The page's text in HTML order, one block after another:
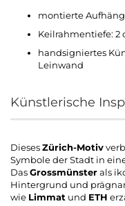
montierte
Keilrahmentiefe: 2
handsigniertes
Leinwand
Künstlerische
DiesesZürich-Motiv
Symbole der Stadt in
DasGrossmünsterals
Hintergrund und
wie Limmat und ETH